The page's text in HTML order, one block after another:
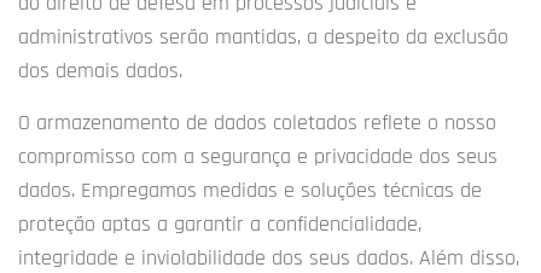
administrativos serão mantidas, a despeito da exclusão
dos demais dados.
O armazenamento de dados coletados reflete o nosso
compromisso com a segurança e privacidade dos seus
dados. Empregamos medidas e soluções técnicas de
proteção aptas a garantir a confidencialidade,
integridade e inviolabilidade dos seus dados. Além disso,